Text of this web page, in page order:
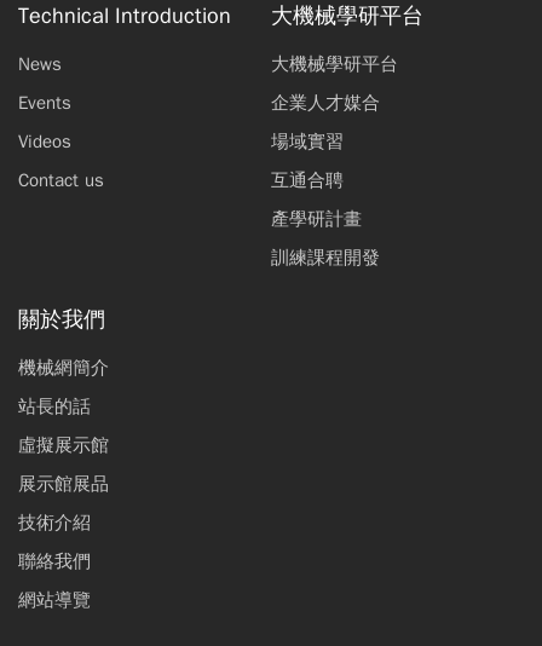
Technical Introduction
News
Events
Videos
Contact us
大機械學研平台
大機械學研平台
企業人才媒合
場域實習
互通合聘
產學研計畫
訓練課程開發
關於我們
機械網簡介
站長的話
虛擬展示館
展示館展品
技術介紹
聯絡我們
網站導覽